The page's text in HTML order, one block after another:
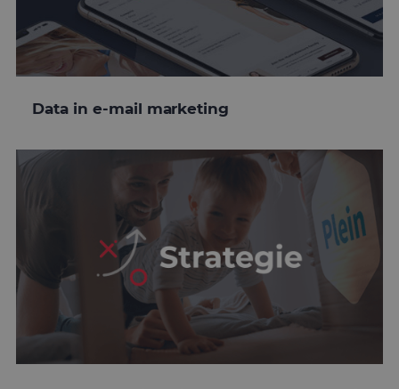
Data in e-mail marketing